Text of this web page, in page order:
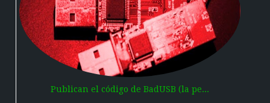
Publican el código de BadUSB (la pe...